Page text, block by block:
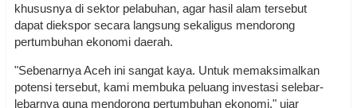
khususnya di sektor pelabuhan, agar hasil alam tersebut
dapat diekspor secara langsung sekaligus mendorong
pertumbuhan ekonomi daerah.
"Sebenarnya Aceh ini sangat kaya. Untuk memaksimalkan
potensi tersebut, kami membuka peluang investasi selebar-
lebarnya guna mendorong pertumbuhan ekonomi," ujar